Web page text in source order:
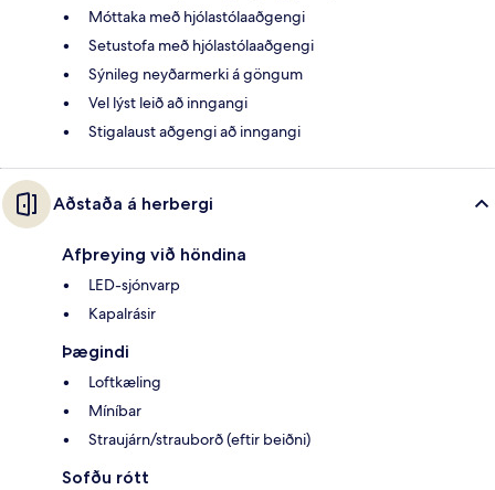
Móttaka með hjólastólaaðgengi
Setustofa með hjólastólaaðgengi
Sýnileg neyðarmerki á göngum
Vel lýst leið að inngangi
Stigalaust aðgengi að inngangi
Aðstaða á herbergi
Afþreying við höndina
LED-sjónvarp
Kapalrásir
Þægindi
Loftkæling
Míníbar
Straujárn/strauborð (eftir beiðni)
Sofðu rótt